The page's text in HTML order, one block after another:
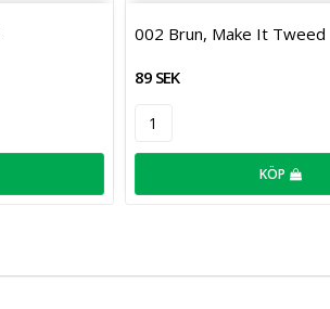
Lägg till i favoritlistan
002 Brun, Make It Tweed
89 SEK
KÖP